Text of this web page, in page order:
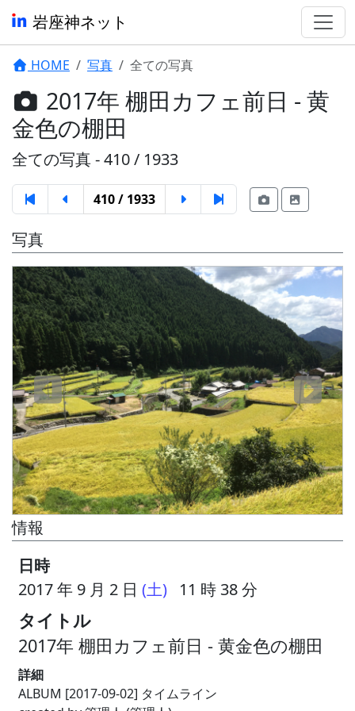
岩座神ネット
HOME 写真 全ての写真
2017年 棚田カフェ前日 - 黄
金色の棚田
全ての写真 - 410 / 1933
410 / 1933
写真
情報
日時
2017 年 9 月 2 日 (土) 11 時 38 分
タイトル
2017年 棚田カフェ前日 - 黄金色の棚田
詳細
ALBUM [2017-09-02] タイムライン